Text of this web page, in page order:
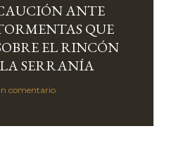
ANTE
QUE
EL RINCÓN
SERRANÍA
comentario